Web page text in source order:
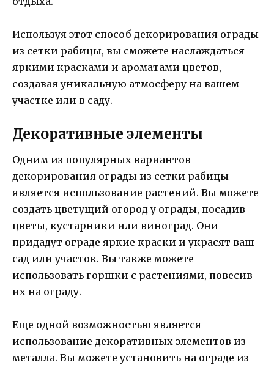
Используя этот способ декорирования ограды
из сетки рабицы, вы сможете наслаждаться
яркими красками и ароматами цветов,
создавая уникальную атмосферу на вашем
участке или в саду.
Декоративные элементы
Одним из популярных вариантов
декорирования ограды из сетки рабицы
является использование растений. Вы можете
создать цветущий огород у ограды, посадив
цветы, кустарники или виноград. Они
придадут ограде яркие краски и украсят ваш
сад или участок. Вы также можете
использовать горшки с растениями, повесив
их на ограду.
Еще одной возможностью является
использование декоративных элементов из
металла. Вы можете установить на ограде из